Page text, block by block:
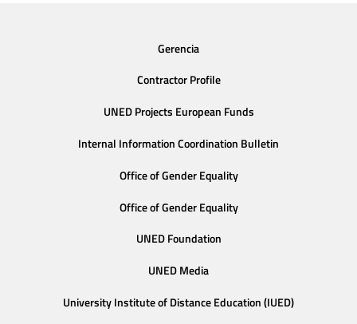
Gerencia
Contractor Profile
UNED Projects European Funds
Internal Information Coordination Bulletin
Office of Gender Equality
Office of Gender Equality
UNED Foundation
UNED Media
University Institute of Distance Education (IUED)